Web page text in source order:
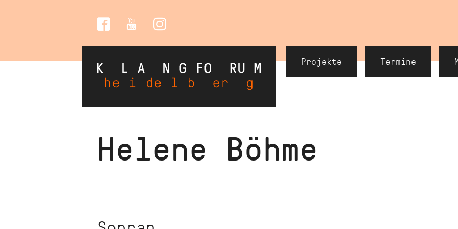
Social
Header
Navigation
Projekte Termine
Helene Böhme